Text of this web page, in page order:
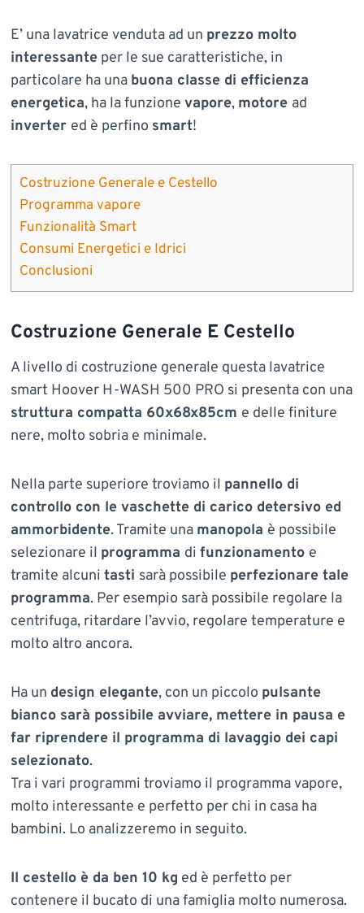
E’ una lavatrice venduta ad un prezzo molto
interessanteper le sue caratteristiche, in
particolare ha una buona classe di efficienza
energetica, ha la funzione vapore, motore ad
inverter ed è perfino smart!
Costruzione Generale e Cestello
Programma vapore
Funzionalità Smart
Consumi Energetici e Idrici
Conclusioni
Costruzione Generale E Cestello
A livello di costruzione generale questa lavatrice
smart Hoover H-WASH 500 PRO si presenta con una
struttura compatta 60x68x85cm e delle finiture
nere, molto sobria e minimale.
Nella parte superiore troviamo il pannello di
controllo con le vaschette di carico detersivo ed
ammorbidente. Tramite una manopola è possibile
selezionare il programma di funzionamento e
tramite alcuni tasti sarà possibile perfezionare tale
programma. Per esempio sarà possibile regolare la
centrifuga, ritardare l’avvio, regolare temperature e
molto altro ancora.
Ha un design elegante, con un piccolo pulsante
bianco sarà possibile avviare, mettere in pausa e
far riprendere il programma di lavaggio dei capi
selezionato.
Tra i vari programmi troviamo il programma vapore,
molto interessante e perfetto per chi in casa ha
bambini. Lo analizzeremo in seguito.
Il cestello è da ben 10 kg ed è perfetto per
contenere il bucato di una famiglia molto numerosa.